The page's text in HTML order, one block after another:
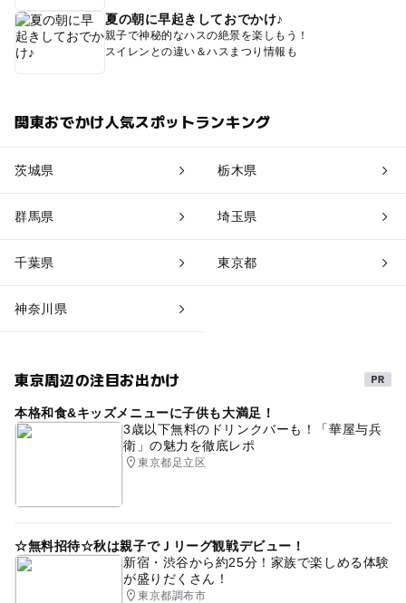
夏の朝に早起きしておでかけ♪
親子で神秘的なハスの絶景を楽しもう！
スイレンとの違い＆ハスまつり情報も
関東おでかけ人気スポットランキング
茨城県 栃木県
群馬県 埼玉県
千葉県 東京都
神奈川県
東京周辺の注目お出かけ
本格和食&キッズメニューに子供も大満足！
3歳以下無料のドリンクバーも！「華屋与兵
衛」の魅力を徹底レポ
東京都足立区
☆無料招待☆秋は親子でＪリーグ観戦デビュー！
新宿・渋谷から約25分！家族で楽しめる体験
が盛りだくさん！
東京都調布市